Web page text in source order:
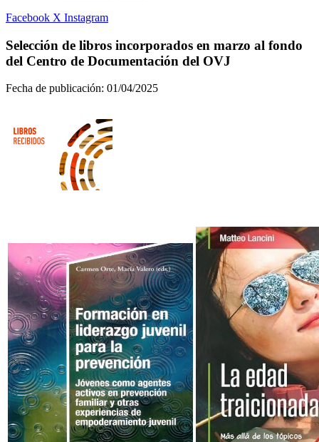
Facebook X Instagram
Selección de libros incorporados en marzo al fondo
del Centro de Documentación del OVJ
Fecha de publicación: 01/04/2025